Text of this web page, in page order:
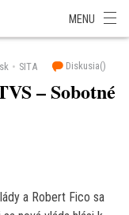
MENU
SITA Diskusia()
– Sobotné
a Robert Fico sa